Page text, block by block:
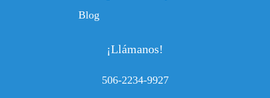
Blog
¡Llámanos!
506-2234-9927